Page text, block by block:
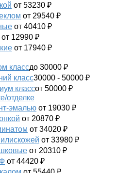
от 53230 ₽
от 29540 ₽
от 40410 ₽
от 12990 ₽
от 17940 ₽
классдо 30000 ₽
класс30000 - 50000 ₽
классот 50000 ₽
отделке
эмалью от 19030 ₽
от 20870 ₽
от 34020 ₽
от 33980 ₽
от 20310 ₽
от 44420 ₽